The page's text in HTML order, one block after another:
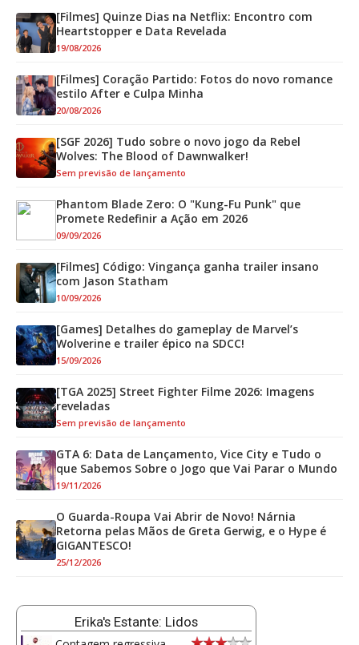
[Filmes] Quinze Dias na Netflix: Encontro com
Heartstopper e Data Revelada
19/08/2026
[Filmes] Coração Partido: Fotos do novo romance
estilo After e Culpa Minha
20/08/2026
[SGF 2026] Tudo sobre o novo jogo da Rebel
Wolves: The Blood of Dawnwalker!
Sem previsão de lançamento
Phantom Blade Zero: O "Kung-Fu Punk" que
Promete Redefinir a Ação em 2026
09/09/2026
[Filmes] Código: Vingança ganha trailer insano
com Jason Statham
10/09/2026
[Games] Detalhes do gameplay de Marvel’s
Wolverine e trailer épico na SDCC!
15/09/2026
[TGA 2025] Street Fighter Filme 2026: Imagens
reveladas
Sem previsão de lançamento
GTA 6: Data de Lançamento, Vice City e Tudo o
que Sabemos Sobre o Jogo que Vai Parar o Mundo
19/11/2026
O Guarda-Roupa Vai Abrir de Novo! Nárnia
Retorna pelas Mãos de Greta Gerwig, e o Hype é
GIGANTESCO!
25/12/2026
Erika's Estante: Lidos